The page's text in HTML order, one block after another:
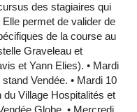
des stagiaires qui
permet de valider de
de la course au
Graveleau et
et Yann Elies). • Mardi
Vendée. • Mardi 10
Village Hospitalités et
Globe. • Mercredi